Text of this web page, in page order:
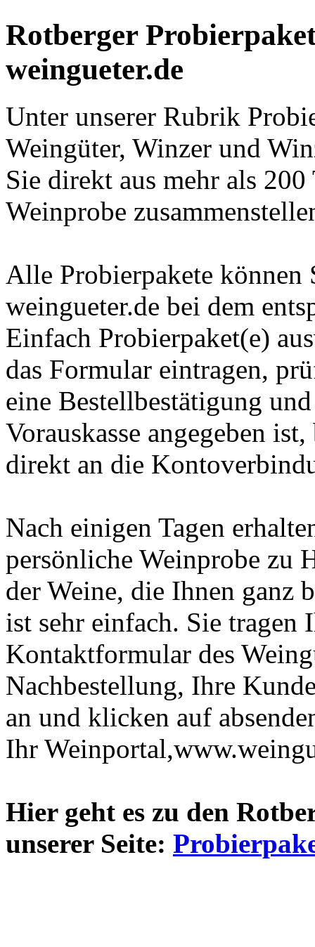
Rotberger
weingueter.de
Unter unserer Rubrik
Weingüter, Winzer und
Sie direkt aus mehr als
Weinprobe
Alle Probierpakete können
weingueter.de bei dem
Einfach Probierpaket(e)
das Formular eintragen,
eine Bestellbestätigung
Vorauskasse angegeben
direkt an die
Nach einigen Tagen
persönliche Weinprobe zu
der Weine, die Ihnen ganz
ist sehr einfach. Sie tragen
Kontaktformular des
Nachbestellung, Ihre
an und klicken auf
Ihr
Hier geht es zu den
unserer Seite: